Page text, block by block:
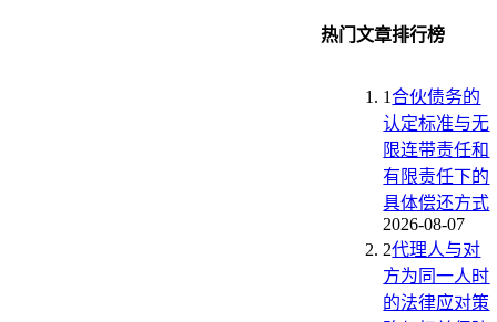
热门文章排行榜
1合伙债务的
认定标准与无
限连带责任和
有限责任下的
具体偿还方式
2026-08-07
2代理人与对
方为同一人时
的法律应对策